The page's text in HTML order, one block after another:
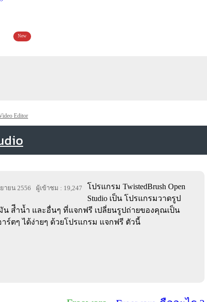
New
Editor
ายน 2556 ผู้เข้าชม : 19,247
โปรแกรม TwistedBrush Open
Studio เป็น โปรแกรมวาดรูป
สีำน้ำ และอื่นๆ ที่แจกฟรี เปลี่ยนรูปถ่ายของคุณเป็น
ร์ตๆ ได้ง่ายๆ ด้วยโปรแกรม แจกฟรี ตัวนี้